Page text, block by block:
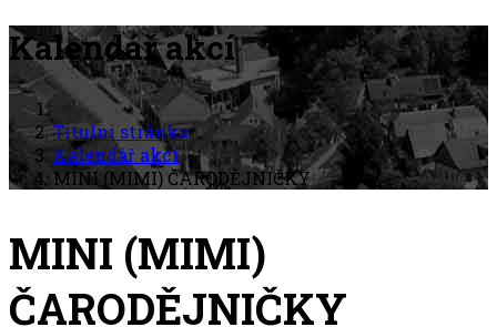
Kalendář akcí
Titulní stránka
Kalendář akcí
MINI (MIMI) ČARODĚJNIČKY
MINI (MIMI)
ČARODĚJNIČKY